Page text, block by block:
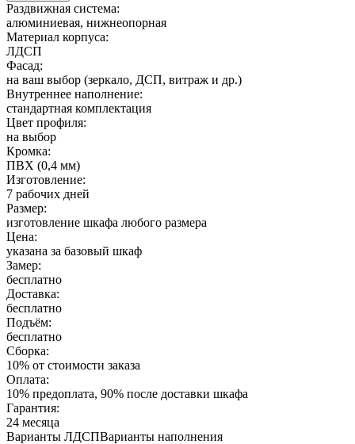
Раздвижная система:
алюминиевая, нижнеопорная
Материал корпуса:
ЛДСП
Фасад:
на ваш выбор (зеркало, ДСП, витраж и др.)
Внутреннее наполнение:
стандартная комплектация
Цвет профиля:
на выбор
Кромка:
ПВХ (0,4 мм)
Изготовление:
7 рабочих дней
Размер:
изготовление шкафа любого размера
Цена:
указана за базовый шкаф
Замер:
бесплатно
Доставка:
бесплатно
Подъём:
бесплатно
Сборка:
10% от стоимости заказа
Оплата:
10% предоплата, 90% после доставки шкафа
Гарантия:
24 месяца
Варианты ЛДСПВарианты наполнения